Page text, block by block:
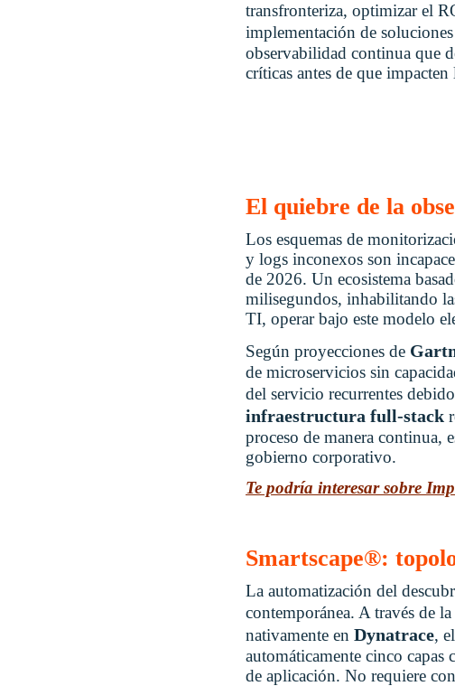
transfronteriza, optimizar el
implementación de
observabilidad continua que
críticas antes de que
El quiebre de la
Los esquemas de
y logs inconexos son
de 2026. Un ecosistema
milisegundos, inhabilitando
TI, operar bajo este modelo
Según proyecciones de
de microservicios sin
del servicio recurrentes
infraestructura full-stack
proceso de manera continua,
gobierno corporativo.
Te podría interesar sobre
Smartscape®:
La automatización del
contemporánea. A través de
nativamente en Dynatrace,
automáticamente cinco capas
de aplicación. No requiere